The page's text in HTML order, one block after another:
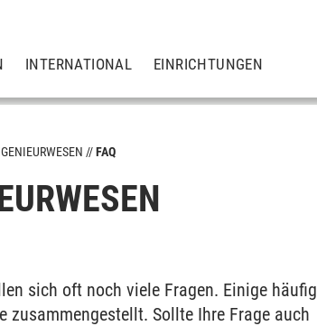
INTERNATIONAL EINRICHTUNGEN
FAQ
sich oft noch viele Fragen. Einige häufig
zusammengestellt. Sollte Ihre Frage auch